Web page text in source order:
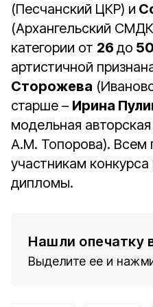
(Песчанский ЦКР) и
(Архангельский
категории от 26 до
артистичной
Сторожева
старше – Ирина
модельная
А.М. Топорова). Всем
участникам
дипломы.
Нашли опечатку
Выделите ее и